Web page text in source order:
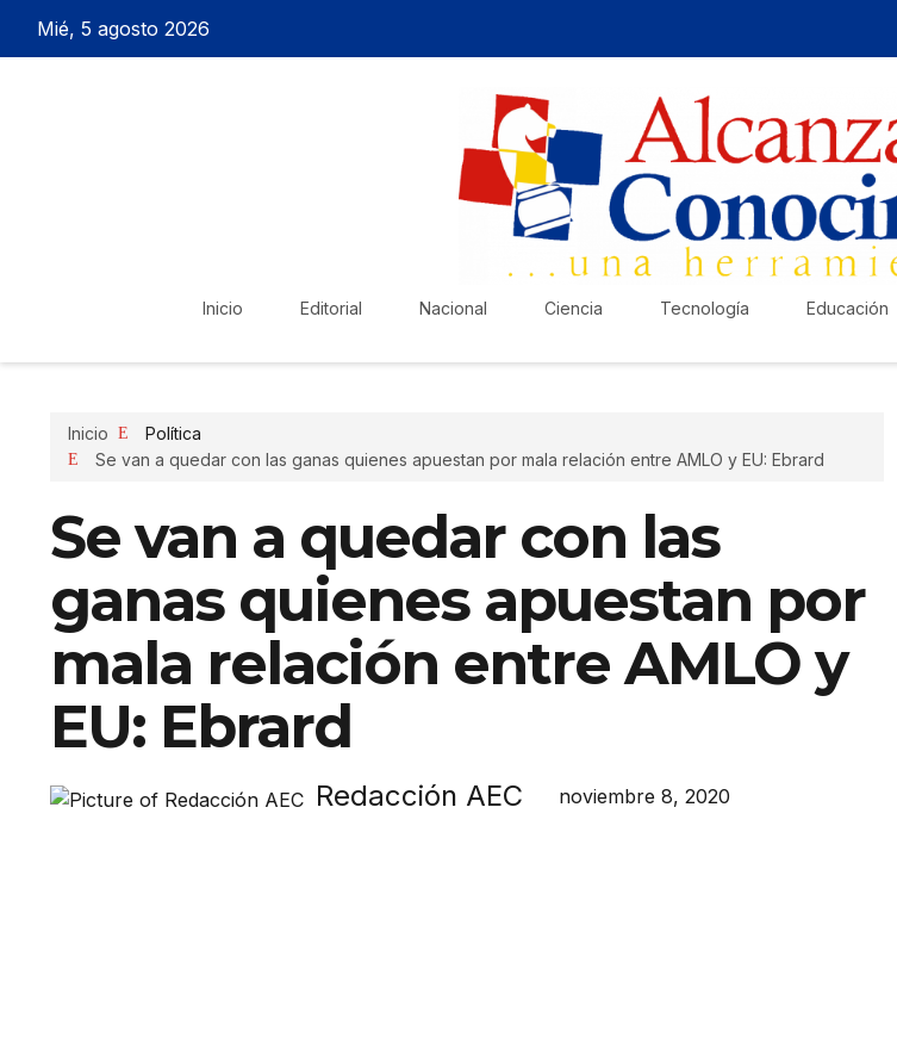
Mié, 5 agosto 2026
Inicio Editorial Nacional Ciencia Tecnología Educación
Inicio
Política
Se van a quedar con las ganas quienes apuestan por mala relación entre AMLO y EU: Ebrard
Se van a quedar con las
ganas quienes apuestan por
mala relación entre AMLO y
EU: Ebrard
Redacción AEC noviembre 8, 2020